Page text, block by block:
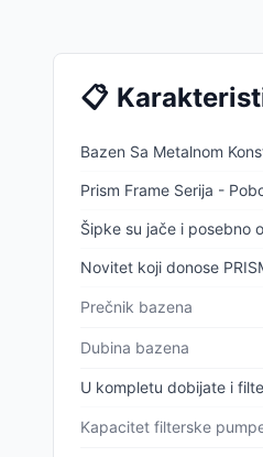
📋
Bazen Sa Metalnom
Prism Frame Serija -
Šipke su jače i posebno
Novitet koji donose
Prečnik bazena
Dubina bazena
U kompletu dobijate i
Kapacitet filterske